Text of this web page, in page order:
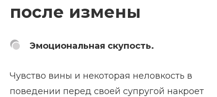
после измены
Эмоциональная скупость.
Чувство вины и некоторая неловкость в
поведении перед своей супругой накроет